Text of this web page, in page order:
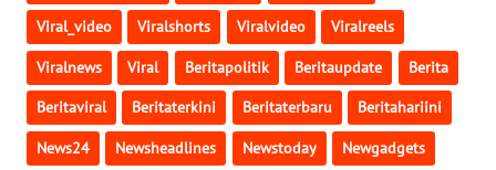
Viral_video Viralshorts Viralvideo Viralreels
Viralnews Viral Beritapolitik Beritaupdate Berita
Beritaviral Beritaterkini Beritaterbaru Beritahariini
News24 Newsheadlines Newstoday Newgadgets
WN
DAIRI
WN
DANAU